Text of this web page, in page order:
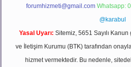
forumhizmeti@gmail.com Whatsapp:
@karabul
Yasal Uyarı: Sitemiz, 5651 Sayılı
ve İletişim Kurumu (BTK) tarafından
hizmet vermektedir. Bu nedenle,